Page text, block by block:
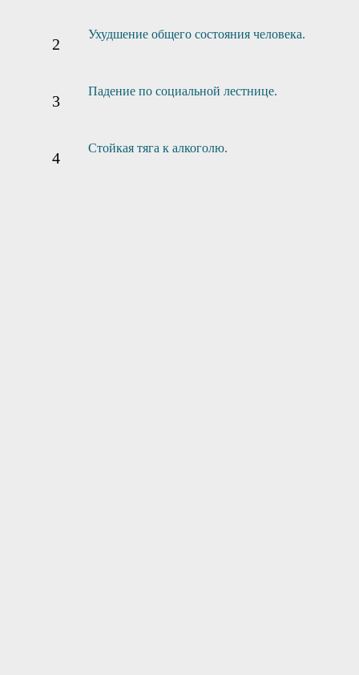
Ухудшение общего состояния человека.
Падение по социальной лестнице.
Стойкая тяга к алкоголю.